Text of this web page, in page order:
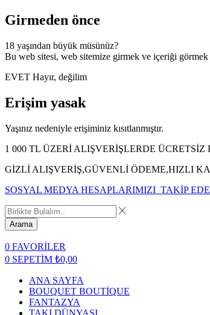
Girmeden önce
18 yaşından büyük müsünüz?
Bu web sitesi, web sitemize girmek ve içeriği görmek
EVET Hayır, değilim
Erişim yasak
Yaşınız nedeniyle erişiminiz kısıtlanmıştır.
1 000 TL ÜZERİ ALIŞVERİŞLERDE ÜCRETSİZ
GİZLİ ALIŞVERİŞ,GÜVENLİ ÖDEME,HIZLI
SOSYAL MEDYA HESAPLARIMIZI TAKİP
Arama
0 FAVORİLER
0 SEPETİM ₺0,00
ANA SAYFA
BOUQUET BOUTİQUE
FANTAZYA
TAKI DÜNYASI